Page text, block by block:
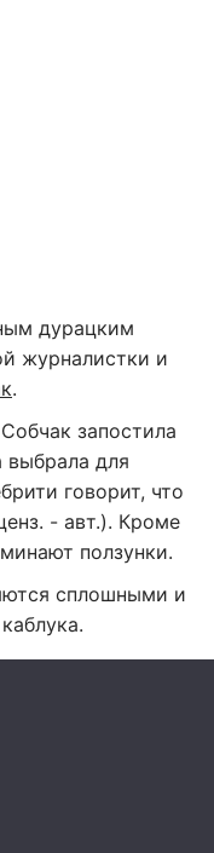
дурацким
журналистки и
.
запостила
выбрала для
говорит, что
- авт.). Кроме
ползунки.
сплошными и